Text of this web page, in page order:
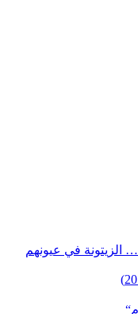
… الزيتونة في عيونهم